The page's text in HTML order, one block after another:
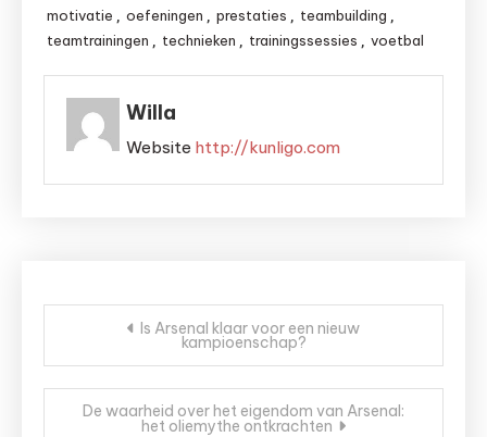
motivatie , oefeningen , prestaties , teambuilding ,
teamtrainingen , technieken , trainingssessies , voetbal
Willa
Website http://kunligo.com
Bericht
navigatie
Is Arsenal klaar voor een nieuw
kampioenschap?
De waarheid over het eigendom van Arsenal:
het oliemythe ontkrachten